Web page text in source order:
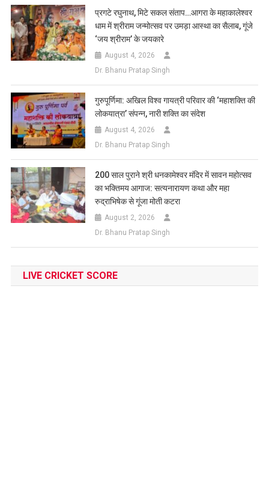
प्रगटे रघुनाथ, मिटे सकल संताप…आगरा के महाकालेश्वर
धाम में श्रीराम जन्मोत्सव पर उमड़ा आस्था का सैलाब, गूंजे
‘जय श्रीराम’ के जयकारे
August 4, 2026
Dr. Bhanu Pratap Singh
गुरुपूर्णिमा: अखिल विश्व गायत्री परिवार की ‘महाशक्ति की
लोकयात्रा’ संपन्न, नारी शक्ति का संदेश
August 4, 2026
Dr. Bhanu Pratap Singh
200 साल पुराने श्री धनकामेश्वर मंदिर में सावन महोत्सव
का भक्तिमय आगाज: सत्यनारायण कथा और महा
रुद्राभिषेक से गूंजा मोती कटरा
August 2, 2026
Dr. Bhanu Pratap Singh
LIVE CRICKET SCORE